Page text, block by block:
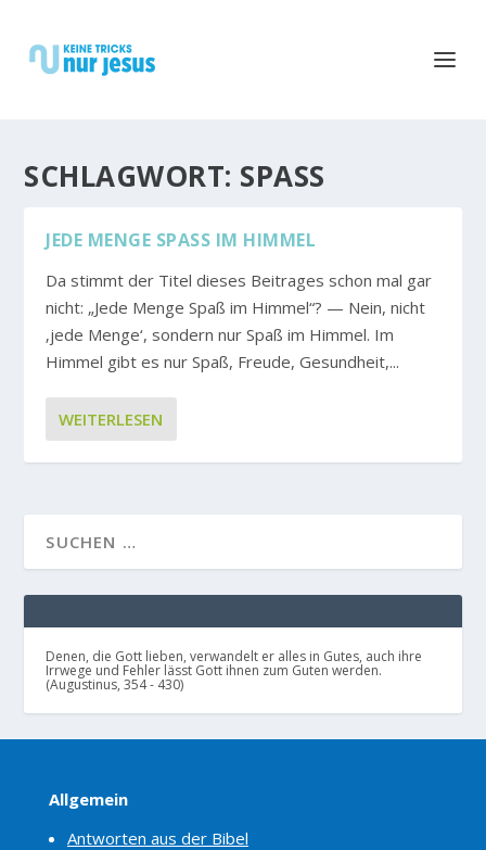
SCHLAGWORT: SPASS
JEDE MENGE SPASS IM HIMMEL
Da stimmt der Titel dieses Beitrages schon mal gar
nicht: „Jede Menge Spaß im Himmel“? — Nein, nicht
‚jede Menge‘, sondern nur Spaß im Himmel. Im
Himmel gibt es nur Spaß, Freude, Gesundheit,...
WEITERLESEN
Denen, die Gott lieben, verwandelt er alles in Gutes, auch ihre
Irrwege und Fehler lässt Gott ihnen zum Guten werden.
(Augustinus, 354 - 430)
Allgemein
Antworten aus der Bibel